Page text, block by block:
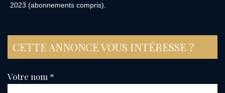
2023 (abonnements compris).
CETTE ANNONCE VOUS INTÉRESSE ?
Votre nom *